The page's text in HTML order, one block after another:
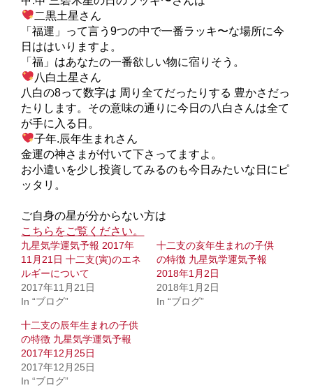
二黒土星さん
「福運」って言う9つの中で一番ラッキ〜な場所に今
日ははいりますよ。
「福」はあなたの一番欲しい物に宿りそう。
八白土星さん
八白の8って数字は 周り全てだったりする 豊かさだっ
たりします。その意味の通りに今日の八白さんは全て
が手に入る日。
子年.辰年生まれさん
金運の神さまが付いて下さってますよ。
お小遣いを少し投資してみるのも今日みたいな日にピ
ッタリ。
ご自身の星が分からない方は
こちらをご覧ください。
九星気学運気予報 2017年
11月21日 十二支(寅)のエネ
ルギーについて
2017年11月21日
In “ブログ”
十二支の亥年生まれの子供
の特徴 九星気学運気予報
2018年1月2日
2018年1月2日
In “ブログ”
十二支の辰年生まれの子供
の特徴 九星気学運気予報
2017年12月25日
2017年12月25日
In “ブログ”